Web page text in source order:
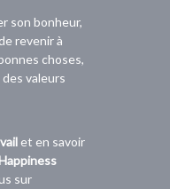
son bonheur,
revenir à
choses,
valeurs
et en savoir
sur